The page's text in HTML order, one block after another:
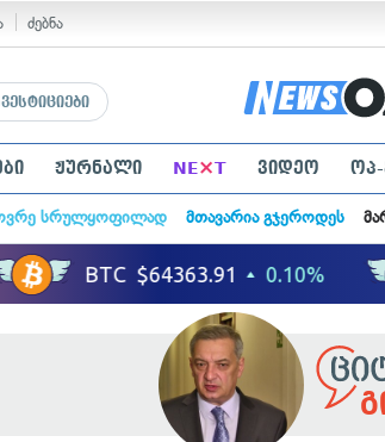
ძებნა
ჟურნალი NE×T ვიდეო
სრულყოფილად მთავარია გჯეროდეს